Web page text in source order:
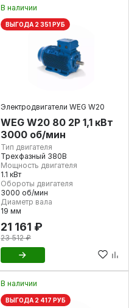
В наличии
ВЫГОДА 2 351 РУБ
Электродвигатели WEG W20
WEG W20 80 2P 1,1 кВт
3000 об/мин
Тип двигателя
Трехфазный 380В
Мощность двигателя
1.1 кВт
Обороты двигателя
3000 об/мин
Диаметр вала
19 мм
21 161 ₽
23 512 ₽
В наличии
ВЫГОДА 2 417 РУБ